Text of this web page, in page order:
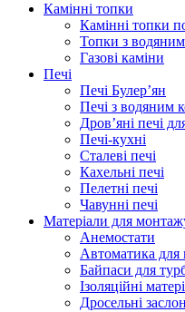
Камінні топки
Камінні топки
Топки з
Газові каміни
Печі
Печі Булер’ян
Печі з водяним
Дров’яні печі
Печі-кухні
Сталеві печі
Кахельні печі
Пелетні печі
Чавунні печі
Матеріали для
Анемостати
Автоматика для
Байпаси для
Ізоляційні
Дросельні